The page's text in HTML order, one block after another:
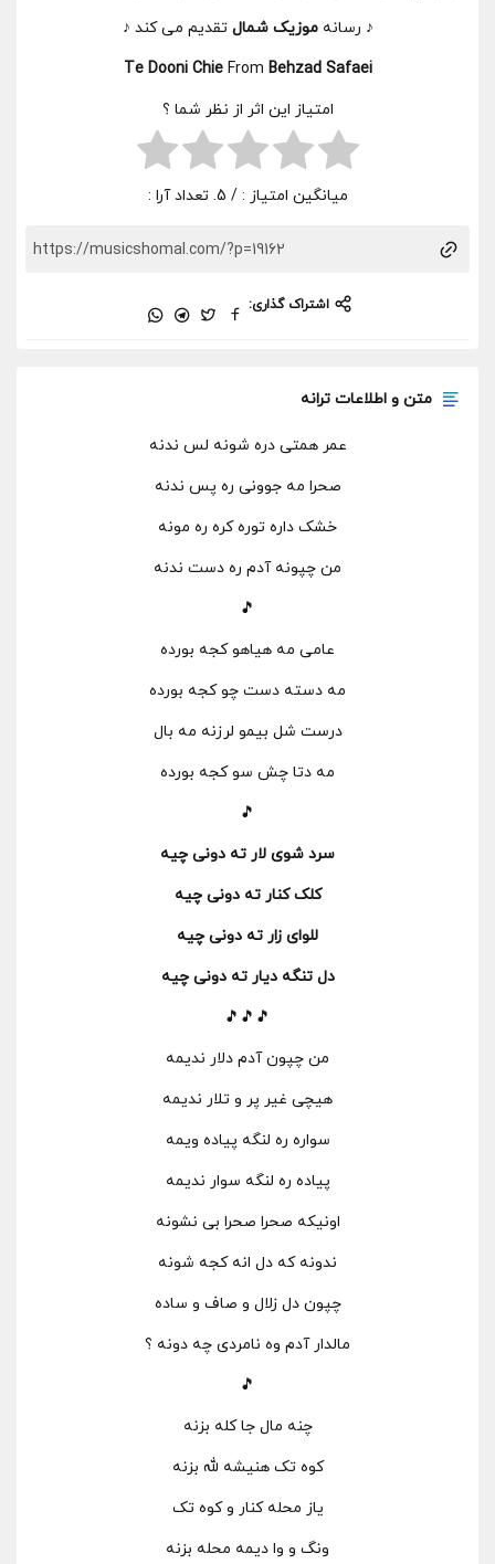
♪ رسانهموزیک شمال تقدیم می کند ♪
Te Dooni Chie From Behzad Safaei
امتیاز این اثر از نظر شما ؟
میانگین امتیاز : / 5. تعداد آرا :
اشتراک گذاری:
متن و اطلاعات ترانه
عمر همتی دره شونه لس ندنه
صحرا مه جوونی ره پس ندنه
خشک داره توره کره ره مونه
من چپونه آدم ره دست ندنه
🎵
عامی مه هیاهو کجه بورده
مه دسته دست چو کجه بورده
درست شل بیمو لرزنه مه بال
مه دتا چش سو کجه بورده
🎵
سرد شوی لار ته دونی چیه
کلک کنار ته دونی چیه
للوای زار ته دونی چیه
دل تنگه دیار ته دونی چیه
🎵🎵🎵
من چپون آدم دلار ندیمه
هیچی غیر پر و تلار ندیمه
سواره ره لنگه پیاده ویمه
پیاده ره لنگه سوار ندیمه
اونیکه صحرا صحرا بی نشونه
ندونه که دل انه کجه شونه
چپون دل زلال و صاف و ساده
مالدار آدم وه نامردی چه دونه ؟
🎵
چنه مال جا کله بزنه
کوه تک هنیشه لله بزنه
یاز محله کنار و کوه تک
ونگ و وا دیمه محله بزنه